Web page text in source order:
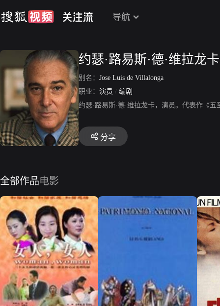
导航
约瑟·路易斯·德·维拉龙卡
别名： Jose Luis de Villalonga
职业： 演员 / 编剧
约瑟·路易斯·德·维拉龙卡，演员。代表作《
分享
全部作品电影